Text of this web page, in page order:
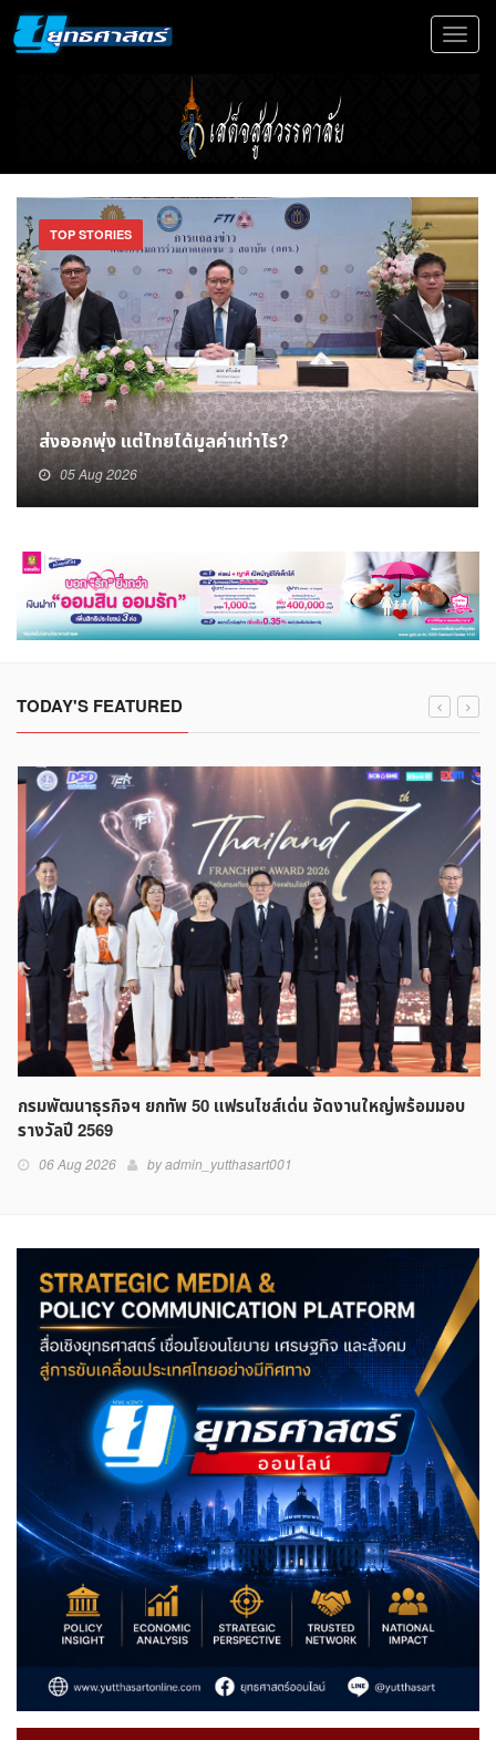
Toggle
TOP STORIES
ครม. ตั้ง ‘พูนพงษ์ นัยนาภากรณ์’ นั่งปลัดกระทรวง
พาณิชย์
05 Aug 2026
TODAY'S FEATURED
กรมพัฒนาธุรกิจฯ ยกทัพ 50 แฟรนไชส์เด่น จัดงานใหญ่พร้อมมอบ
รางวัลปี 2569
06 Aug 2026 by admin_yutthasart001